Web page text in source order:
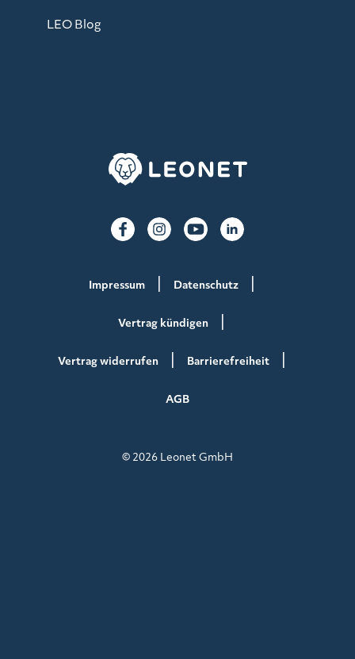
LEO Blog
Impressum Datenschutz
Vertrag kündigen
Vertrag widerrufen Barrierefreiheit
AGB
© 2026 Leonet GmbH